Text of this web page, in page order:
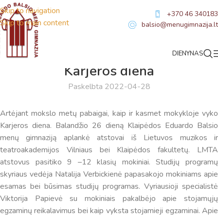
Skip to navigation
Skip to main content
+370 46 340183
balsio@menugimnazija.lt
DIENYNAS
Karjeros diena
Paskelbta 2022-04-28
Artėjant mokslo metų pabaigai, kaip ir kasmet mokykloje vyko
Karjeros diena. Balandžio 26 dieną Klaipėdos Eduardo Balsio
menų gimnaziją aplankė atstovai iš Lietuvos muzikos ir
teatroakademijos Vilniaus bei Klaipėdos fakultetų. LMTA
atstovus pasitiko 9 –12 klasių mokiniai. Studijų programų
skyriaus vedėja Natalija Verbickienė papasakojo mokiniams apie
esamas bei būsimas studijų programas. Vyriausioji specialistė
Viktorija Papievė su mokiniais pakalbėjo apie stojamųjų
egzaminų reikalavimus bei kaip vyksta stojamieji egzaminai. Apie